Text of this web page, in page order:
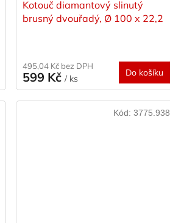
Kotouč diamantový slinutý
brusný dvouřadý, Ø 100 x 22,2
495,04 Kč bez DPH
599 Kč/ ks
Do košíku
Kód:3775.938